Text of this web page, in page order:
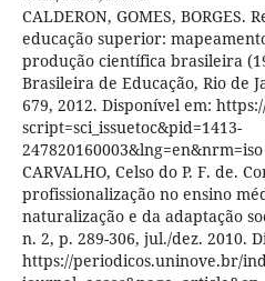
CALDERON, GOMES, BORGES.
educação superior:
produção científica brasileira
Brasileira de Educação, Rio de
679, 2012. Disponível em:
script=sci_issuetoc&pid=1413-
247820160003&lng=en&nrm=iso
CARVALHO, Celso do P. F. de.
profissionalização no ensino
naturalização e da adaptação
n. 2, p. 289-306, jul./dez. 2010.
https://periodicos.uninove.br/